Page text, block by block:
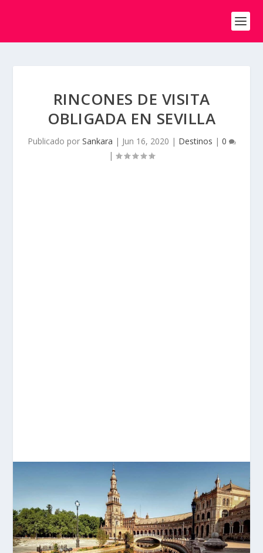
RINCONES DE VISITA
OBLIGADA EN SEVILLA
Publicado por Sankara | Jun 16, 2020 | Destinos | 0
|